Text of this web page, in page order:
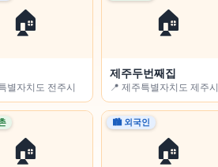
🏠
별자치도 전주시
🏠
제주두번째집
📍 제주특별자치도 제주시
🏠 🏠
🏙 외국인
🏠
민박
도 함양군
🏠
진부리 민박
📍 강원특별자치도 고성군
🏠 🏠
🏙 외국인